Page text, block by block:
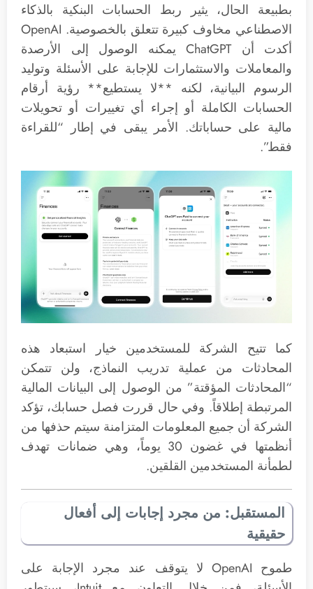
بطبيعة الحال، يثير ربط الحسابات البنكية بالذكاء
الاصطناعي مخاوف كبيرة تتعلق بالخصوصية. OpenAI
أكدت أن ChatGPT يمكنه الوصول إلى الأرصدة
والمعاملات والاستثمارات للإجابة على الأسئلة وتوليد
الرسوم البيانية، لكنه **لا يستطيع** رؤية أرقام
الحسابات الكاملة أو إجراء أي تغييرات أو تحويلات
مالية على حساباتك. الأمر يبقى في إطار “للقراءة
فقط”.
كما تتيح الشركة للمستخدمين خيار استبعاد هذه
المحادثات من عملية تدريب النماذج، ولن تتمكن
“المحادثات المؤقتة” من الوصول إلى البيانات المالية
المرتبطة إطلاقاً. وفي حال قررت فصل حسابك، تؤكد
الشركة أن جميع المعلومات المتزامنة سيتم حذفها من
أنظمتها في غضون 30 يوماً، وهي ضمانات تهدف
لطمأنة المستخدمين القلقين.
المستقبل: من مجرد إجابات إلى أفعال
حقيقية
طموح OpenAI لا يتوقف عند مجرد الإجابة على